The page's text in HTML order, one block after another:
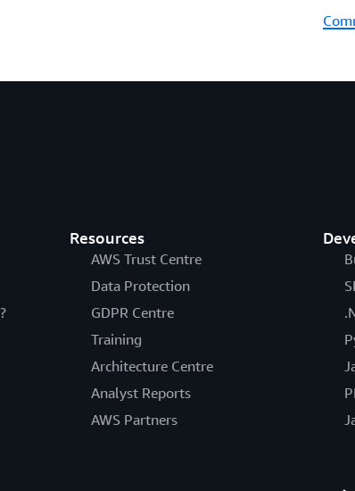
Resources
AWS Trust Centre
Data Protection
GDPR Centre
Training
Architecture Centre
Analyst Reports
AWS Partners